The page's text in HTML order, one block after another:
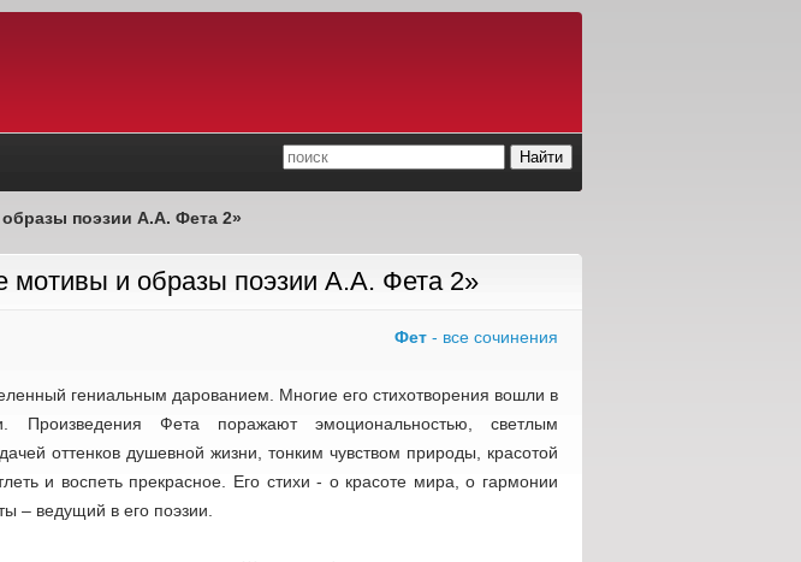
поэзии А.А. Фета 2»
мотивы и образы поэзии А.А. Фета 2»
Фет - все сочинения
гениальным дарованием. Многие его стихотворения вошли в
Произведения Фета поражают эмоциональностью, светлым
оттенков душевной жизни, тонким чувством природы, красотой
и воспеть прекрасное. Его стихи - о красоте мира, о гармонии
– ведущий в его поэзии.